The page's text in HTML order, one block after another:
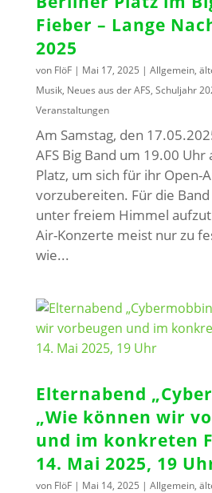
Fieber – Lange
2025
von FlöF| Mai 17, 2025 | Allgemein,
Musik, Neues aus der AFS, Schuljahr
Veranstaltungen
Am Samstag, den
AFS Big Band um 19.00
Platz, um sich für ihr Open-
vorzubereiten. Für die
unter freiem Himmel
Air-Konzerte meist nur zu
wie...
Elternabend
„Wie können wir
und im konkreten
14. Mai 2025, 19
von FlöF| Mai 14, 2025 | Allgemein,